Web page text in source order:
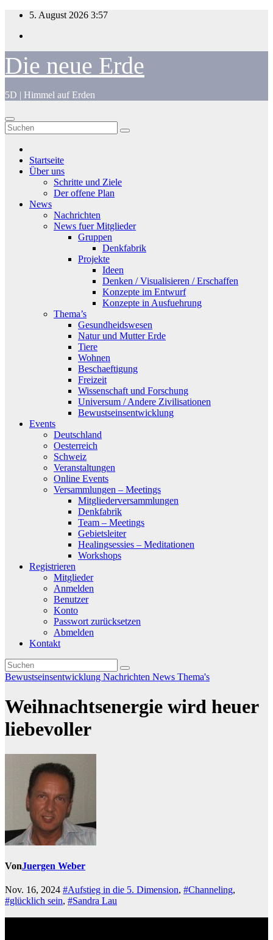
Zum
springen
5. August 2026 3:57
Die neue Erde
5D | Himmel auf Erden
Startseite
Über uns
Schritte und Ziele
Der offene Plan
News
Nachrichten
News fuer Mitglieder
Gruppen
Denkfabrik
Projekte
Ideen
Denken / Visualisieren / Erschaffen
Konzepte im Entwurf
Konzepte in Ausfuehrung
Thema’s
Gesundheidswesen
Natur und Mutter Erde
Tiere
Wohnen
Beschaeftigung
Freizeit
Wissenschaft und Forschung
Universum / Andere Zivilisationen
Bewustseinsentwicklung
Events
Deutschland
Oesterreich
Schweiz
Veranstaltungen
Online Events
Versammlungen – Meetings
Mitgliederversammlungen
Denkfabrik
Team – Meetings
Gebietsleiter
Healingsessies – Meditationen
Workshops
Registrieren
Mitglieder
Anmelden
Benutzer
Konto
Passwort zurücksetzen
Abmelden
Kontakt
Bewustseinsentwicklung Nachrichten News Thema's
Weihnachtsenergie wird heuer
liebevoller
VonJuergen Weber
Nov. 16, 2024 #Aufstieg in die 5. Dimension, #Channeling,
#glücklich sein, #Sandra Lau